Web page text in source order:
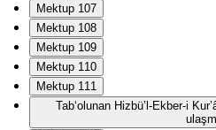
Mektup 107
Mektup 108
Mektup 109
Mektup 110
Mektup 111
Tab‘olunan Hizbü’l-Ekber-i